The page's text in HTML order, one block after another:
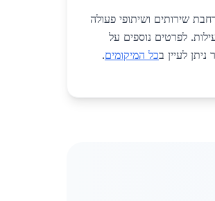
שירותים ושיתופי פעולה
לפרטים נוספים על
לעיין בכל המיקומים.